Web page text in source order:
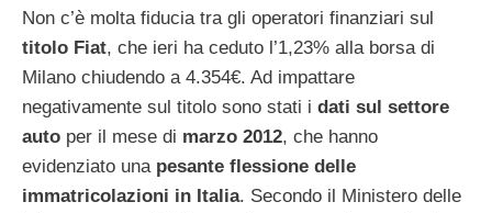
Non c’è molta fiducia tra gli operatori finanziari sul
titolo Fiat, che ieri ha ceduto l’1,23% alla borsa di
Milano chiudendo a 4.354€. Ad impattare
negativamente sul titolo sono stati i dati sul settore
auto per il mese di marzo 2012, che hanno
evidenziato una pesante flessione delle
immatricolazioni in Italia. Secondo il Ministero delle